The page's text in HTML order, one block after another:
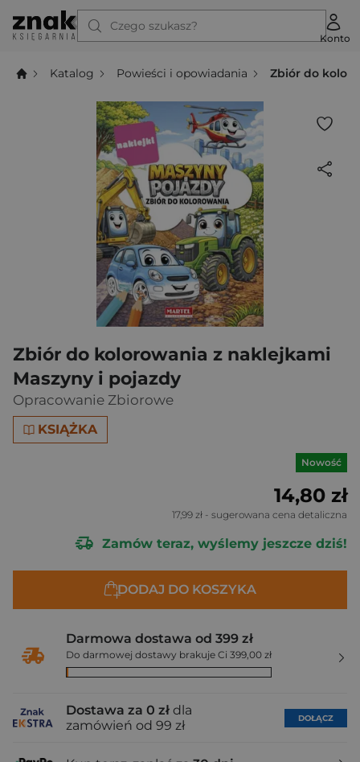
Czego szukasz?
Konto
Katalog Powieści i opowiadania Zbiór do
Zbiór do kolorowania z naklejkami
Maszyny i pojazdy
Opracowanie Zbiorowe
KSIĄŻKA
Nowość
14,80 zł
17,99 zł - sugerowana cena detaliczna
Zamów teraz, wyślemy jeszcze dziś!
DODAJ DO KOSZYKA
Darmowa dostawa od 399 zł
Do darmowej dostawy brakuje Ci 399,00 zł
Dostawa za 0 zł dla
zamówień od 99 zł
DOŁĄCZ